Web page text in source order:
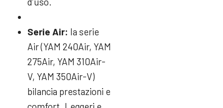
Serie Air: la serie
Air (YAM 240Air, YAM
275Air, YAM 310Air-
V, YAM 350Air-V)
bilancia prestazioni e